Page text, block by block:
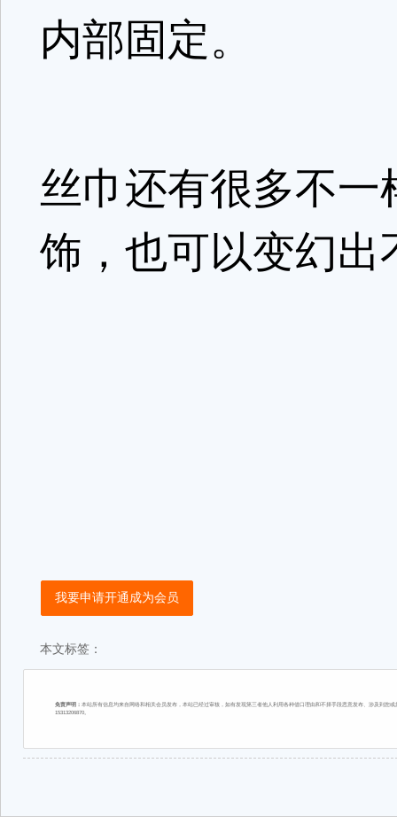
内部固定。
丝巾还有很多不
饰，也可以变幻出
我要申请开通成为会员
本文标签：
免责声明： 本站所有信息均来自网络和相关会员发布，本站已经过审核，如有发现第三者他人利用各种借口理由和不择手段恶意发布、涉及到
15313206870。